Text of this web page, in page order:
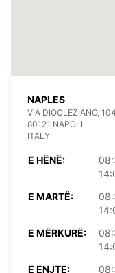
NAPLES
VIA DIOCLEZIANO, 104
80121 NAPOLI
ITALY
E HËNË:
E MARTË:
E MËRKURË:
E ENJTE: